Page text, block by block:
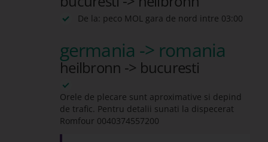
De la: peco MOL gara de nord intre 03:00
germania -> romania
heilbronn -> bucuresti
Orele de plecare sunt aproximative si depind
de trafic. Pentru detalii sunati la dispecerat
Romfour 0040374557200